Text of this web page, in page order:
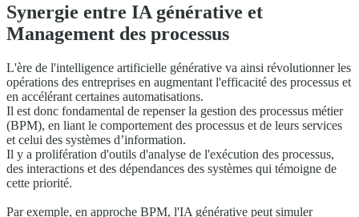
Synergie entre IA générative et
Management des processus
L'ère de l'intelligence artificielle générative va ainsi révolutionner les
opérations des entreprises en augmentant l'efficacité des processus et
en accélérant certaines automatisations.
Il est donc fondamental de repenser la gestion des processus métier
(BPM), en liant le comportement des processus et de leurs services
et celui des systèmes d’information.
Il y a prolifération d'outils d'analyse de l'exécution des processus,
des interactions et des dépendances des systèmes qui témoigne de
cette priorité.
Par exemple, en approche BPM, l'IA générative peut simuler